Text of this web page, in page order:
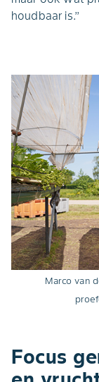
houdbaar is.’’
Marco van
Focus